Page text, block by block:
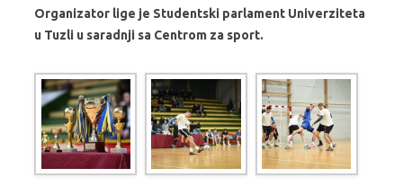
Organizator lige je Studentski parlament Univerziteta
u Tuzli u saradnji sa Centrom za sport.